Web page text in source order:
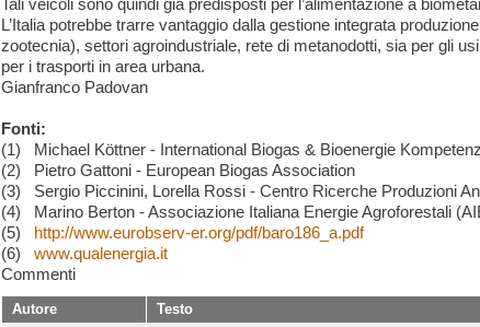
Tali veicoli sono quindi già predisposti per l’alimentazione a
L’Italia potrebbe trarre vantaggio dalla gestione integrata
zootecnia), settori agroindustriale, rete di metanodotti, sia per gli
per i trasporti in area urbana.
Gianfranco Padovan
Fonti:
(1) Michael Köttner - International Biogas & Bioenergie
(2) Pietro Gattoni - European Biogas Association
(3) Sergio Piccinini, Lorella Rossi - Centro Ricerche Produzioni
(4) Marino Berton - Associazione Italiana Energie Agroforestali
(5)
http://www.eurobserv-er.org/pdf/baro186_a.pdf
(6) www.qualenergia.it
Commenti
Autore Testo